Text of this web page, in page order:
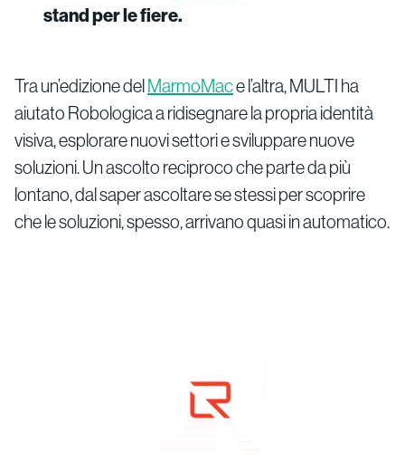
stand per le fiere.
Tra un’edizione delMarmoMace l’altra, MULTI ha
aiutato Robologica a ridisegnare la propria identità
visiva, esplorare nuovi settori e sviluppare nuove
soluzioni. Un ascolto reciproco che parte da più
lontano, dal saper ascoltare se stessi per scoprire
che le soluzioni, spesso, arrivano quasi in automatico.